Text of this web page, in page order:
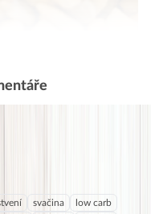
svačina
low carb